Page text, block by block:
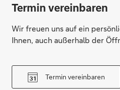
Termin vereinbaren
Wir freuen uns auf ein
Ihnen, auch außerhalb der
Termin vereinbaren